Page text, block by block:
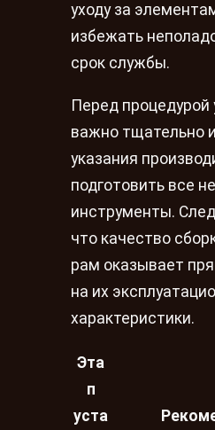
уходу за
избежать
срок службы.
Перед процедурой
важно тщательно
указания
подготовить все
инструменты.
что качество
рам оказывает
на их
характеристики.
Эта
п
уста